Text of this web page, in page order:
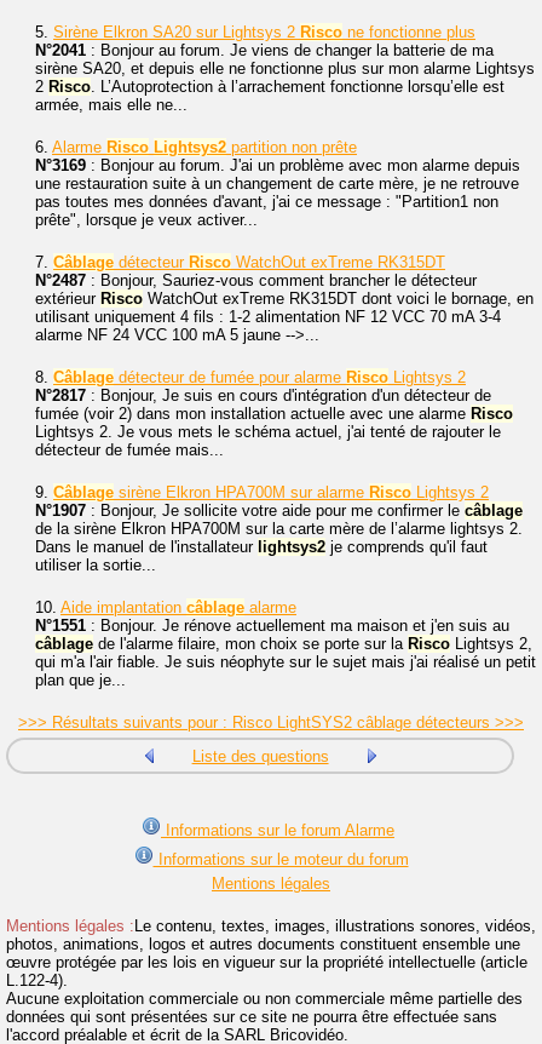
5. Sirène Elkron SA20 sur Lightsys 2 Risco ne fonctionne plus
N°2041 : Bonjour au forum. Je viens de changer la batterie de ma
sirène SA20, et depuis elle ne fonctionne plus sur mon alarme Lightsys
2 Risco . L’Autoprotection à l’arrachement fonctionne lorsqu’elle est
armée, mais elle ne...
6. Alarme Risco Lightsys2 partition non prête
N°3169 : Bonjour au forum. J'ai un problème avec mon alarme depuis
une restauration suite à un changement de carte mère, je ne retrouve
pas toutes mes données d'avant, j'ai ce message : "Partition1 non
prête", lorsque je veux activer...
7. Câblage détecteur Risco WatchOut exTreme RK315DT
N°2487 : Bonjour, Sauriez-vous comment brancher le détecteur
extérieur Risco WatchOut exTreme RK315DT dont voici le bornage, en
utilisant uniquement 4 fils : 1-2 alimentation NF 12 VCC 70 mA 3-4
alarme NF 24 VCC 100 mA 5 jaune -->...
8. Câblage détecteur de fumée pour alarme Risco Lightsys 2
N°2817 : Bonjour, Je suis en cours d'intégration d'un détecteur de
fumée (voir 2) dans mon installation actuelle avec une alarme Risco
Lightsys 2. Je vous mets le schéma actuel, j'ai tenté de rajouter le
détecteur de fumée mais...
9. Câblage sirène Elkron HPA700M sur alarme Risco Lightsys 2
N°1907 : Bonjour, Je sollicite votre aide pour me confirmer le câblage
de la sirène Elkron HPA700M sur la carte mère de l’alarme lightsys 2.
Dans le manuel de l'installateur lightsys2 je comprends qu'il faut
utiliser la sortie...
10. Aide implantation câblage alarme
N°1551 : Bonjour. Je rénove actuellement ma maison et j'en suis au
câblage de l'alarme filaire, mon choix se porte sur la Risco Lightsys 2,
qui m'a l'air fiable. Je suis néophyte sur le sujet mais j'ai réalisé un petit
plan que je...
>>> Résultats suivants pour : Risco LightSYS2 câblage détecteurs >>>
Liste des questions
Informations sur le forum Alarme
Informations sur le moteur du forum
Mentions légales
Mentions légales : Le contenu, textes, images, illustrations sonores, vidéos,
photos, animations, logos et autres documents constituent ensemble une
œuvre protégée par les lois en vigueur sur la propriété intellectuelle (article
L.122-4).
Aucune exploitation commerciale ou non commerciale même partielle des
données qui sont présentées sur ce site ne pourra être effectuée sans
l'accord préalable et écrit de la SARL Bricovidéo.